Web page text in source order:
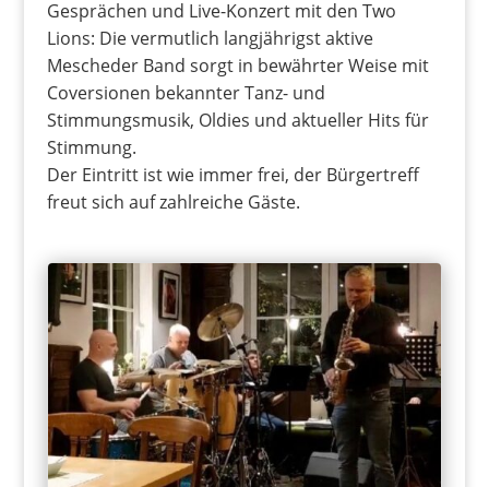
Gesprächen und Live-Konzert mit den Two
Lions: Die vermutlich langjährigst aktive
Mescheder Band sorgt in bewährter Weise mit
Coversionen bekannter Tanz- und
Stimmungsmusik, Oldies und aktueller Hits für
Stimmung.
Der Eintritt ist wie immer frei, der Bürgertreff
freut sich auf zahlreiche Gäste.